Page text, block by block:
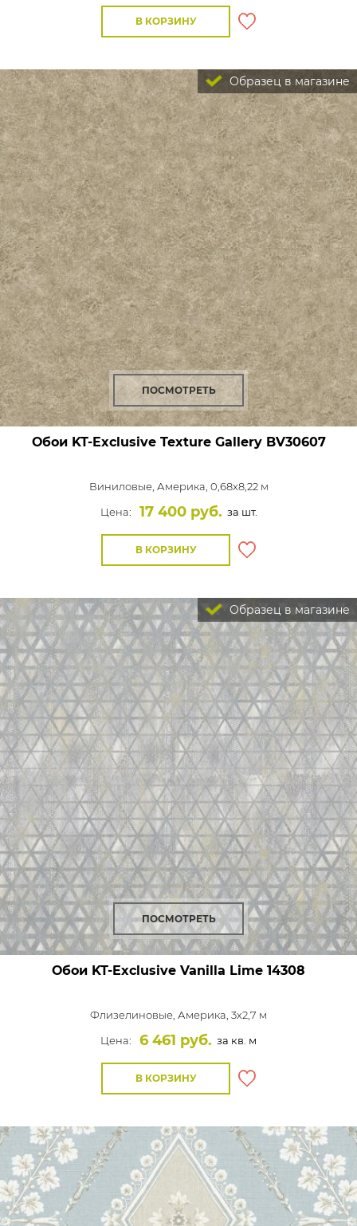
В КОРЗИНУ
Образец в магазине
ПОСМОТРЕТЬ
Обои KT-Exclusive Texture GalleryBV30607
Виниловые, Америка, 0,68x8,22 м
Цена:
17 400 руб. за шт.
В КОРЗИНУ
Образец в магазине
ПОСМОТРЕТЬ
Обои KT-Exclusive Vanilla Lime 14308
Флизелиновые, Америка, 3x2,7 м
Цена:
6 461 руб. за кв. м
В КОРЗИНУ